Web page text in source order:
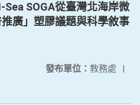
SOGA從臺灣北海岸微
廣」塑膠議題與科學敘事
發布單位： 教務處 |